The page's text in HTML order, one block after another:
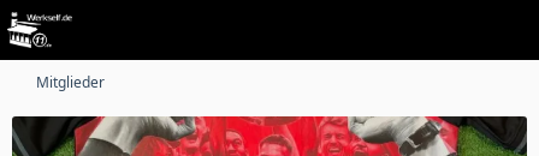
Mitglieder